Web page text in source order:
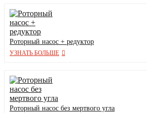
Роторный насос + редуктор
УЗНАТЬ БОЛЬШЕ
Роторный насос без мертвого угла